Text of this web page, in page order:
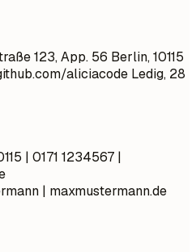
123, App. 56 Berlin, 10115
aliciacode Ledig, 28
| 0171 1234567 |
| maxmustermann.de